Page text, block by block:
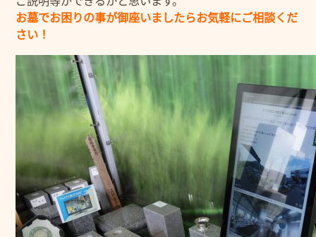
お墓でお困りの事が御座いましたらお気軽にご相談くだ
さい！